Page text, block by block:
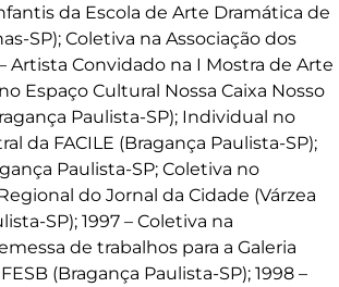
da Escola de Arte Dramática de
SP); Coletiva na Associação dos
Artista Convidado na I Mostra de Arte
Espaço Cultural Nossa Caixa Nosso
Paulista-SP); Individual no
da FACILE (Bragança Paulista-SP);
Paulista-SP; Coletiva no
do Jornal da Cidade (Várzea
SP); 1997 – Coletiva na
de trabalhos para a Galeria
(Bragança Paulista-SP); 1998 –